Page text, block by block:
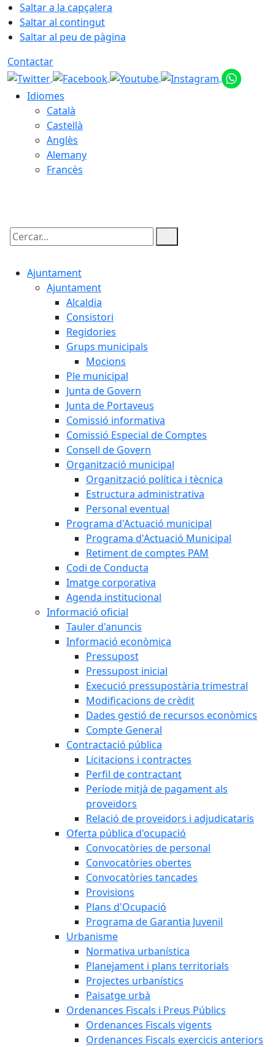
Saltar a la capçalera
Saltar al contingut
Saltar al peu de pàgina
Contactar
Idiomes
Català
Castellà
Anglès
Alemany
Francès
Cercar:
Ajuntament
Ajuntament
Alcaldia
Consistori
Regidories
Grups municipals
Mocions
Ple municipal
Junta de Govern
Junta de Portaveus
Comissió informativa
Comissió Especial de Comptes
Consell de Govern
Organització municipal
Organització política i tècnica
Estructura administrativa
Personal eventual
Programa d'Actuació municipal
Programa d'Actuació Municipal
Retiment de comptes PAM
Codi de Conducta
Imatge corporativa
Agenda institucional
Informació oficial
Tauler d'anuncis
Informació econòmica
Pressupost
Pressupost inicial
Execució pressupostària trimestral
Modificacions de crèdit
Dades gestió de recursos econòmics
Compte General
Contractació pública
Licitacions i contractes
Perfil de contractant
Període mitjà de pagament als
proveïdors
Relació de proveïdors i adjudicataris
Oferta pública d'ocupació
Convocatòries de personal
Convocatòries obertes
Convocatòries tancades
Provisions
Plans d'Ocupació
Programa de Garantia Juvenil
Urbanisme
Normativa urbanística
Planejament i plans territorials
Projectes urbanístics
Paisatge urbà
Ordenances Fiscals i Preus Públics
Ordenances Fiscals vigents
Ordenances Fiscals exercicis anteriors